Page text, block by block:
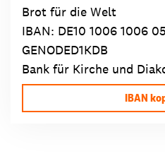
Brot für die Welt
IBAN: DE10 1006 1006
GENODED1KDB
Bank für Kirche und
IBAN